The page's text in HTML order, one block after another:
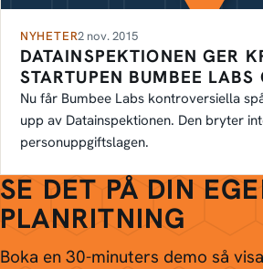
NYHETER2 nov. 2015
DATAINSPEKTIONEN GER
STARTUPEN BUMBEE LABS
Nu får Bumbee Labs kontroversiella
upp av Datainspektionen. Den bryter
personuppgiftslagen.
SE DET PÅ DIN
PLANRITNING
Boka en 30-minuters demo så